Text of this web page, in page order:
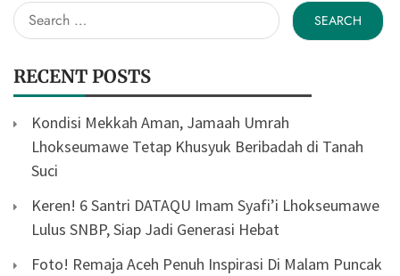
Search
for:
RECENT POSTS
Kondisi Mekkah Aman, Jamaah Umrah
Lhokseumawe Tetap Khusyuk Beribadah di Tanah
Suci
Keren! 6 Santri DATAQU Imam Syafi’i Lhokseumawe
Lulus SNBP, Siap Jadi Generasi Hebat
Foto! Remaja Aceh Penuh Inspirasi Di Malam Puncak